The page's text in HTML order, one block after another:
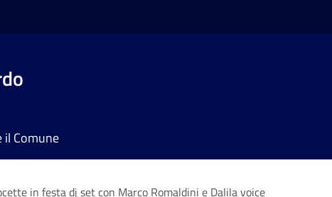
il Comune
in festa dj set con Marco Romaldini e Dalila voice